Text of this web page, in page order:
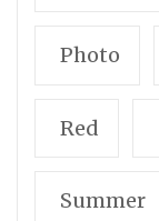
Photo
Red
Summer